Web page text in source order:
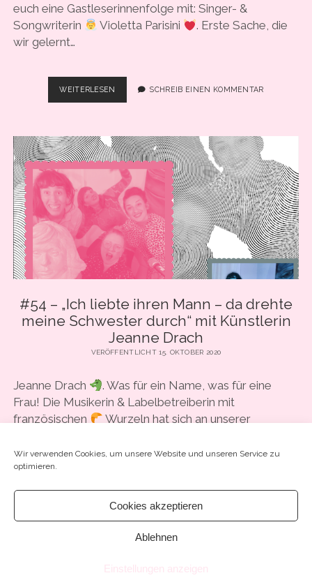
Wir verwenden Cookies, um unsere Website und unseren Service zu
optimieren.
Cookies akzeptieren
Ablehnen
Einstellungen anzeigen
euch eine Gastleserinnenfolge mit: Singer- &
Songwriterin
Violetta Parisini
. Erste Sache, die
wir gelernt…
WEITERLESEN
–
–
ICH
ENTFÜHRTE
EIN
KIND“ MIT
SINGER-
SONGWRITERIN
VIOLETTA
PARISINI
SCHREIB EINEN KOMMENTAR
#54 – „Ich liebte ihren Mann – da drehte
meine Schwester durch“ mit Künstlerin
Jeanne Drach
VERÖFFENTLICHT 15. OKTOBER 2020
Jeanne Drach
. Was für ein Name, was für eine
Frau! Die Musikerin & Labelbetreiberin mit
französischen
Wurzeln hat sich an unserer
„ICH
LIEBTE
IHREN
DA